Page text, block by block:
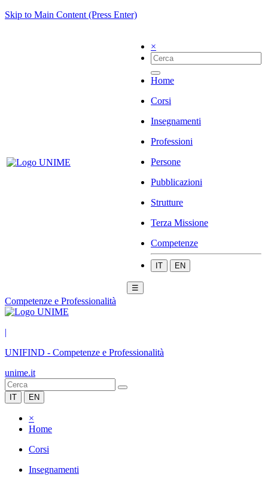
Skip to Main Content (Press Enter)
×
Home
Corsi
Insegnamenti
Professioni
Persone
Pubblicazioni
Strutture
Terza Missione
Competenze
IT EN
☰
Competenze e Professionalità
|
UNIFIND - Competenze e Professionalità
unime.it
IT EN
×
Home
Corsi
Insegnamenti